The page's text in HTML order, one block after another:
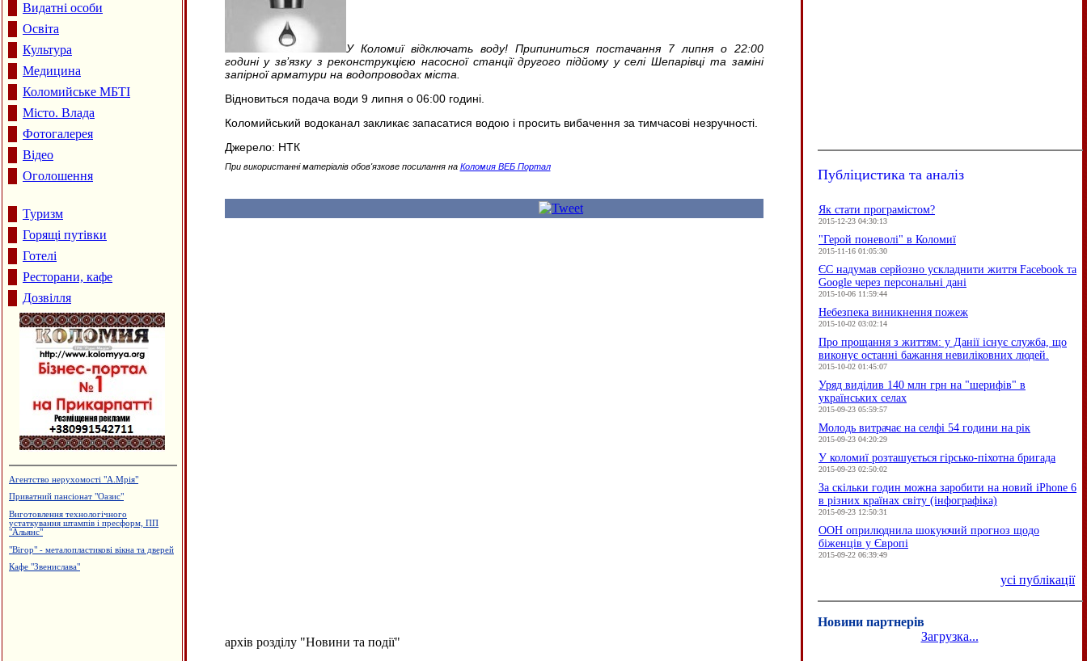
Видатні особи
Освіта
Культура
Медицина
Коломийське МБТІ
Місто. Влада
Фотогалерея
Відео
Оголошення
Туризм
Горящі путівки
Готелі
Ресторани, кафе
Дозвілля
Агентство нерухомості "А.Мрія"
Приватний пансіонат "Оазис"
Виготовлення технологічного
устаткування штампів і пресформ, ПП
"Альянс"
"Вігор" - металопластикові вікна та дверей
Кафе "Звенислава"
У Коломиї відключать воду! Припиниться постачання 7 липня о 22:00
годині у зв’язку з реконструкцією насосної станції другого підйому у селі Шепарівці та заміні
запірної арматури на водопроводах міста.
Відновиться подача води 9 липня о 06:00 годині.
Коломийський водоканал закликає запасатися водою і просить вибачення за тимчасові незручності.
Джерело: НТК
При використанні матеріалів обов'язкове посилання на Коломия ВЕБ Портал
архів розділу "Новини та події"
Публіцистика та аналіз
Як стати програмістом?
2015-12-23 04:30:13
"Герой поневолі" в Коломиї
2015-11-16 01:05:30
ЄC надумав серйозно ускладнити життя Facebook та
Google через персональні дані
2015-10-06 11:59:44
Небезпека виникнення пожеж
2015-10-02 03:02:14
Про прощання з життям: у Данії існує служба, що
виконує останні бажання невиліковних людей.
2015-10-02 01:45:07
Уряд виділив 140 млн грн на "шерифів" в
українських селах
2015-09-23 05:59:57
Молодь витрачає на селфі 54 години на рік
2015-09-23 04:20:29
У коломиї розташується гірсько-піхотна бригада
2015-09-23 02:50:02
За скільки годин можна заробити на новий iPhone 6
в різних країнах світу (інфографіка)
2015-09-23 12:50:31
ООН оприлюднила шокуючий прогноз щодо
біженців у Європі
2015-09-22 06:39:49
усі публікації
Новини партнерів
Загрузка...